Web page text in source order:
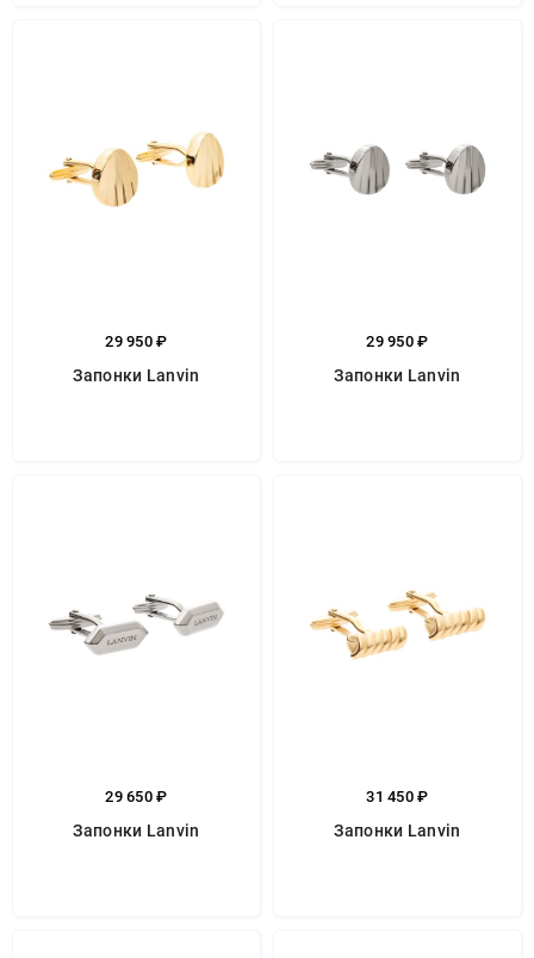
29 950 ₽
Запонки Lanvin
29 950 ₽
Запонки Lanvin
29 650 ₽
Запонки Lanvin
31 450 ₽
Запонки Lanvin